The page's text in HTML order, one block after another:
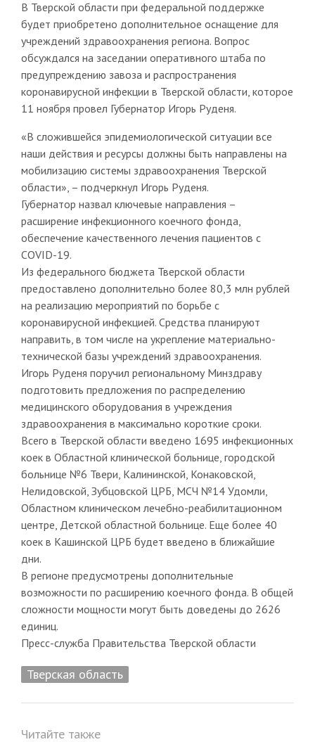
В Тверской области при федеральной поддержке
будет приобретено дополнительное оснащение для
учреждений здравоохранения региона. Вопрос
обсуждался на заседании оперативного штаба по
предупреждению завоза и распространения
коронавирусной инфекции в Тверской области, которое
11 ноября провел Губернатор Игорь Руденя.
«В сложившейся эпидемиологической ситуации все
наши действия и ресурсы должны быть направлены на
мобилизацию системы здравоохранения Тверской
области», – подчеркнул Игорь Руденя.
Губернатор назвал ключевые направления –
расширение инфекционного коечного фонда,
обеспечение качественного лечения пациентов с
COVID-19.
Из федерального бюджета Тверской области
предоставлено дополнительно более 80,3 млн рублей
на реализацию мероприятий по борьбе с
коронавирусной инфекцией. Средства планируют
направить, в том числе на укрепление материально-
технической базы учреждений здравоохранения.
Игорь Руденя поручил региональному Минздраву
подготовить предложения по распределению
медицинского оборудования в учреждения
здравоохранения в максимально короткие сроки.
Всего в Тверской области введено 1695 инфекционных
коек в Областной клинической больнице, городской
больнице №6 Твери, Калининской, Конаковской,
Нелидовской, Зубцовской ЦРБ, МСЧ №14 Удомли,
Областном клиническом лечебно-реабилитационном
центре, Детской областной больнице. Еще более 40
коек в Кашинской ЦРБ будет введено в ближайшие
дни.
В регионе предусмотрены дополнительные
возможности по расширению коечного фонда. В общей
сложности мощности могут быть доведены до 2626
единиц.
Пресс-служба Правительства Тверской области
Тверская область
Читайте также